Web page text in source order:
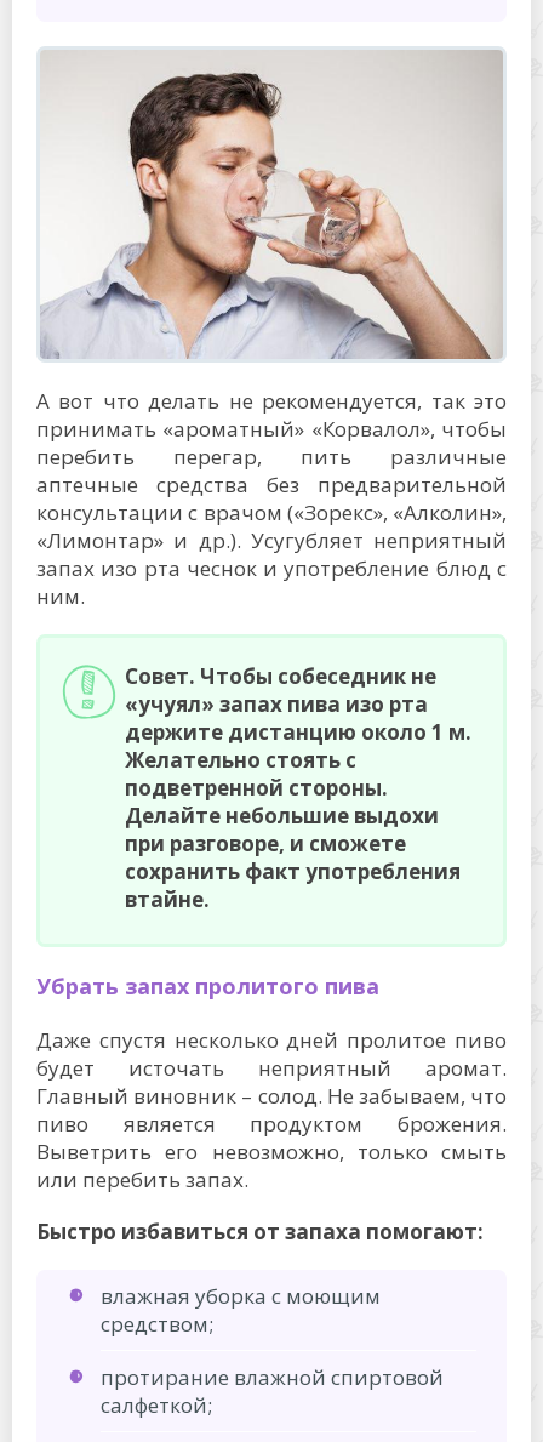
А вот что делать не рекомендуется, так это
принимать «ароматный» «Корвалол», чтобы
перебить перегар, пить различные
аптечные средства без предварительной
консультации с врачом («Зорекс», «Алколин»,
«Лимонтар» и др.). Усугубляет неприятный
запах изо рта чеснок и употребление блюд с
ним.
Совет. Чтобы собеседник не
«учуял» запах пива изо рта
держите дистанцию около 1 м.
Желательно стоять с
подветренной стороны.
Делайте небольшие выдохи
при разговоре, и сможете
сохранить факт употребления
втайне.
Убрать запах пролитого пива
Даже спустя несколько дней пролитое пиво
будет источать неприятный аромат.
Главный виновник – солод. Не забываем, что
пиво является продуктом брожения.
Выветрить его невозможно, только смыть
или перебить запах.
Быстро избавиться от запаха помогают:
влажная уборка с моющим
средством;
протирание влажной спиртовой
салфеткой;